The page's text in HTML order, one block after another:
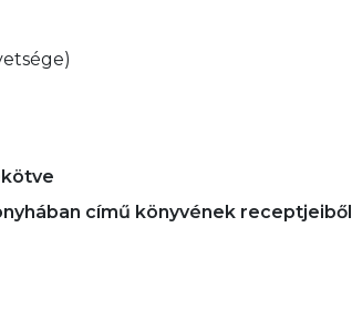
című könyvének receptjeiből